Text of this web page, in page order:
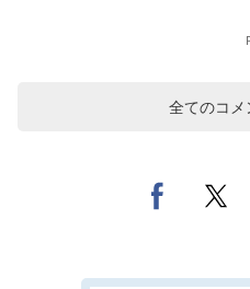
全てのコメ